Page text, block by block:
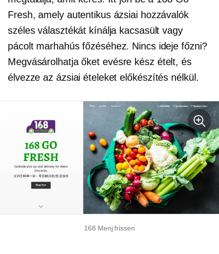
Fresh, amely autentikus ázsiai hozzávalók
széles választékát kínálja kacsasült vagy
pácolt marhahús főzéséhez. Nincs ideje főzni?
Megvásárolhatja őket evésre kész ételt, és
élvezze az ázsiai ételeketelőkészítés nélkül.
168 Menj frissen